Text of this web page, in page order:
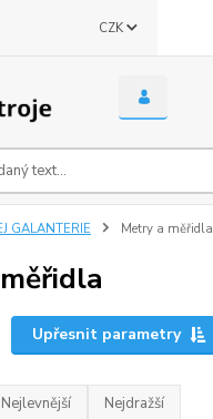
CZK
GALANTERIE Metry a měřidla
Upřesnit parametry
Nejlevnější Nejdražší